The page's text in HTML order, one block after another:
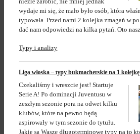
wydaje mi się, że mało było osób, która
typowała. Przed nami 2 kolejka zmagań w
dać nam odpowiedzi na kilka pytań. Oto
Typy i analizy
Liga włoska – typy bukmacherskie na 1
Czekaliśmy i wreszcie jest! Startuje
Serie A! Po dominacji Juventusu w
zeszłym sezonie pora na odwet kilku
klubów, które na pewno będą
aspirowały w tym sezonie do tytułu.
Jakie są Wasze długoterminowe typy na to